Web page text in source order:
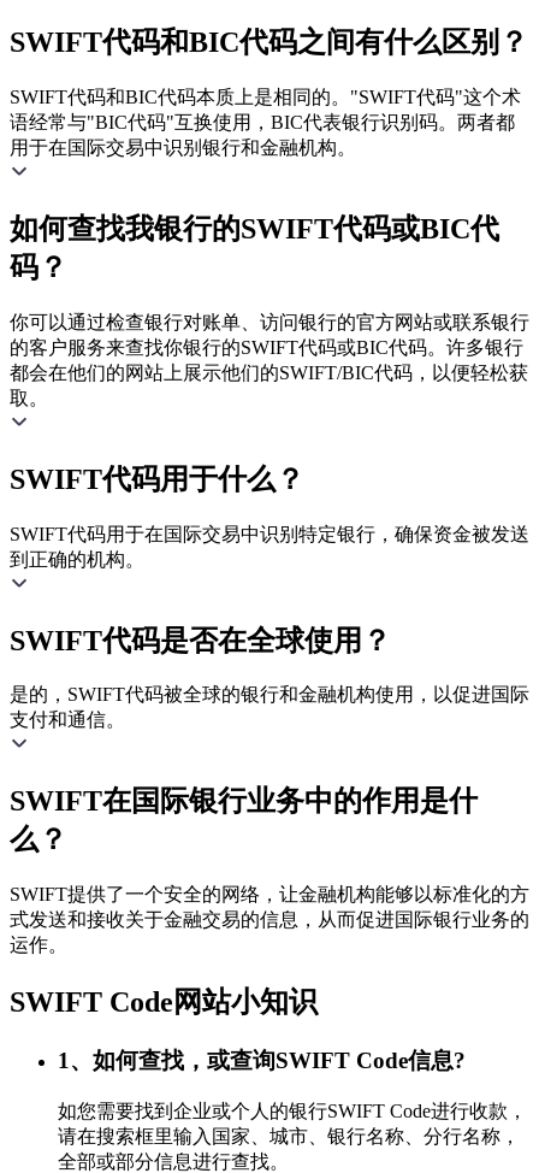
SWIFT代码和BIC代码之间有什么区别？
SWIFT代码和BIC代码本质上是相同的。"SWIFT代码"这个术
语经常与"BIC代码"互换使用，BIC代表银行识别码。两者都
用于在国际交易中识别银行和金融机构。
如何查找我银行的SWIFT代码或BIC代
码？
你可以通过检查银行对账单、访问银行的官方网站或联系银行
的客户服务来查找你银行的SWIFT代码或BIC代码。许多银行
都会在他们的网站上展示他们的SWIFT/BIC代码，以便轻松获
取。
SWIFT代码用于什么？
SWIFT代码用于在国际交易中识别特定银行，确保资金被发送
到正确的机构。
SWIFT代码是否在全球使用？
是的，SWIFT代码被全球的银行和金融机构使用，以促进国际
支付和通信。
SWIFT在国际银行业务中的作用是什
么？
SWIFT提供了一个安全的网络，让金融机构能够以标准化的方
式发送和接收关于金融交易的信息，从而促进国际银行业务的
运作。
SWIFT Code网站小知识
1、如何查找，或查询SWIFT Code信息?
如您需要找到企业或个人的银行SWIFT Code进行收款，
请在搜索框里输入国家、城市、银行名称、分行名称，
全部或部分信息进行查找。